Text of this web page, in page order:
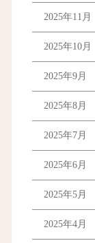
2025年11月
2025年10月
2025年9月
2025年8月
2025年7月
2025年6月
2025年5月
2025年4月